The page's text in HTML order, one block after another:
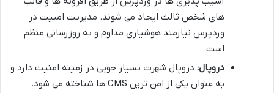
های شخص ثالث ایجاد می شوند. مدیریت امنیت در
وردپرس نیازمند هوشیاری مداوم و به روزرسانی منظم
است.
دروپال: دروپال شهرت بسیار خوبی در زمینه امنیت دارد و
به عنوان یکی از امن ترین CMS ها شناخته می شود.